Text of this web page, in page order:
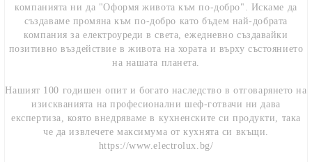
компанията ни да "Оформя живота към по-добро". Искаме да
създаваме промяна към по-добро като бъдем най-добрата
компания за електроуреди в света, ежедневно създавайки
позитивно въздействие в живота на хората и върху състоянието
на нашата планета.
Нашият 100 годишен опит и богато наследство в отговарянето на
изискванията на професионални шеф-готвачи ни дава
експертиза, която внедряваме в кухненските си продукти, така
че да извлечете максимума от кухнята си вкъщи.
https://www.electrolux.bg/